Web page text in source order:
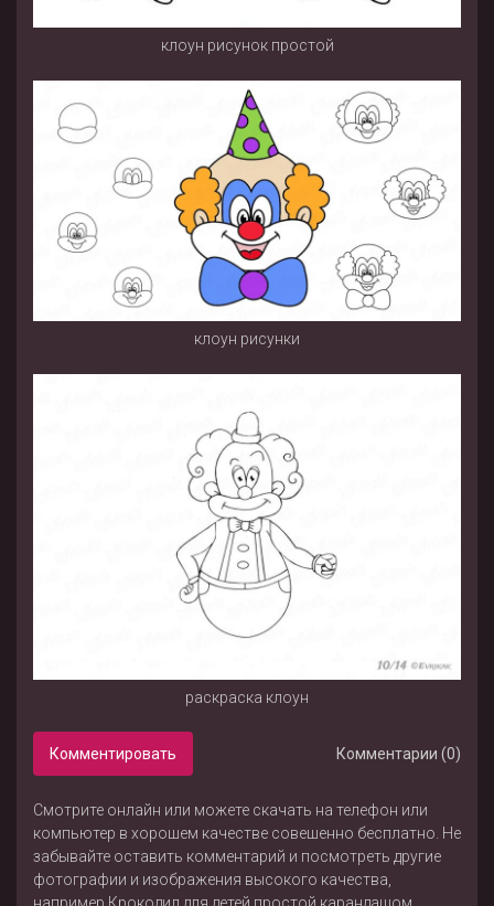
клоун рисунок простой
клоун рисунки
раскраска клоун
Комментировать Комментарии (0)
Смотрите онлайн или можете скачать на телефон или
компьютер в хорошем качестве совешенно бесплатно. Не
забывайте оставить комментарий и посмотреть другие
фотографии и изображения высокого качества,
например Крокодил для детей простой карандашом